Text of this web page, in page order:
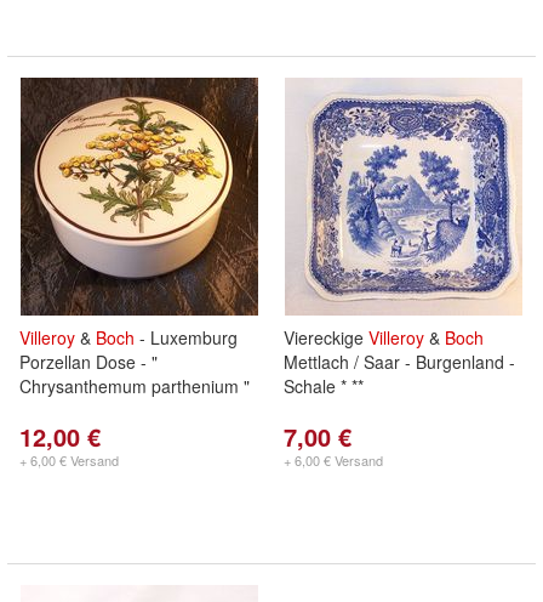
Villeroy & Boch - Luxemburg
Porzellan Dose - "
Chrysanthemum parthenium "
12,00 €
+ 6,00 € Versand
Viereckige Villeroy & Boch
Mettlach / Saar - Burgenland -
Schale * **
7,00 €
+ 6,00 € Versand